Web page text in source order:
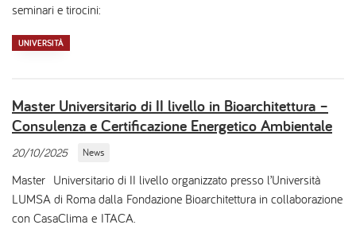
seminari e tirocini:
UNIVERSITÀ
Master Universitario di II livello in Bioarchitettura –
Consulenza e Certificazione Energetico Ambientale
20/10/2025 News
Master Universitario di II livello organizzato presso l’Università
LUMSA di Roma dalla Fondazione Bioarchitettura in collaborazione
con CasaClima e ITACA.